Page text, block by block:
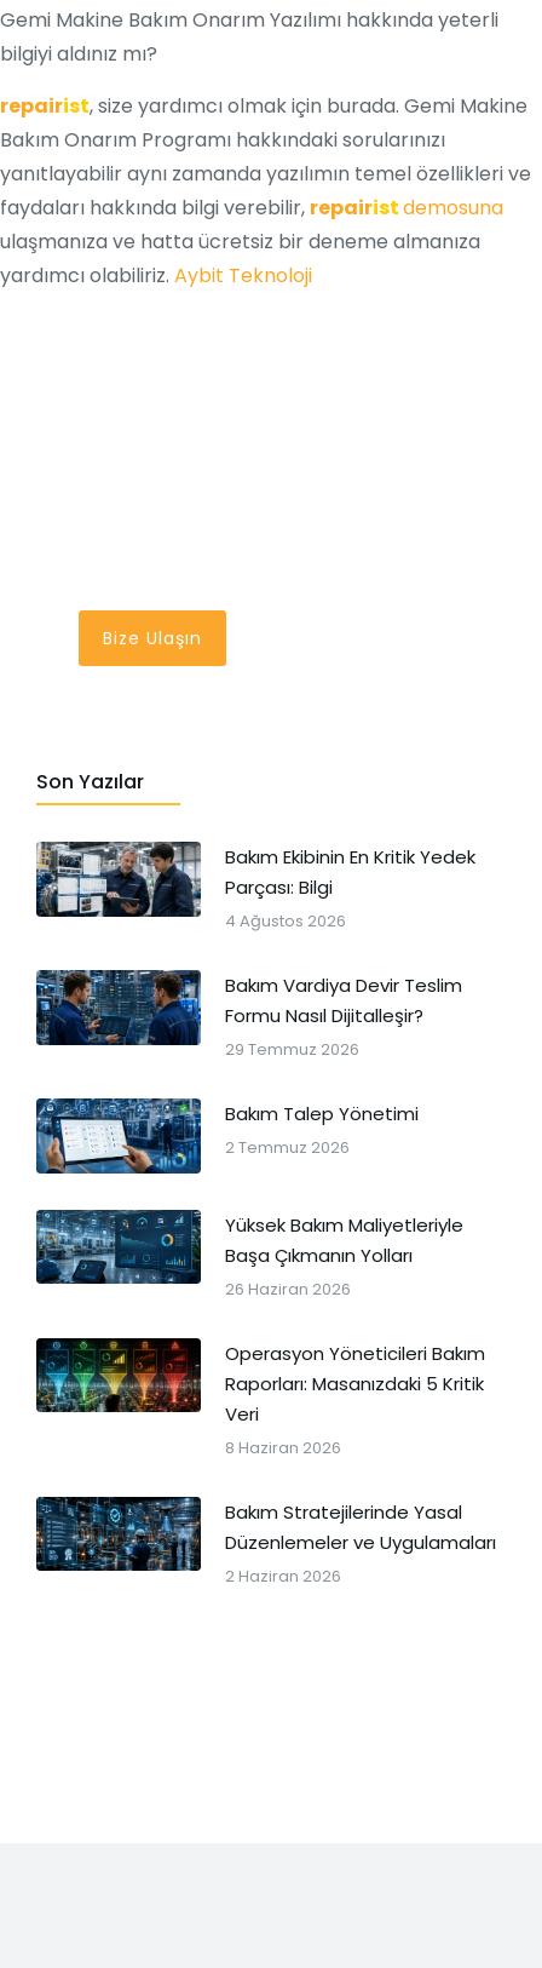
Gemi Makine Bakım Onarım Yazılımı hakkında yeterli
bilgiyi aldınız mı?
repairist, size yardımcı olmak için burada. Gemi Makine
Bakım Onarım Programı hakkındaki sorularınızı
yanıtlayabilir aynı zamanda yazılımın temel özellikleri ve
faydaları hakkında bilgi verebilir, repairistdemosuna
ulaşmanıza ve hatta ücretsiz bir deneme almanıza
yardımcı olabiliriz. Aybit Teknoloji
Bize Ulaşın
Son Yazılar
Bakım Ekibinin En Kritik Yedek
Parçası: Bilgi
4 Ağustos 2026
Bakım Vardiya Devir Teslim
Formu Nasıl Dijitalleşir?
29 Temmuz 2026
Bakım Talep Yönetimi
2 Temmuz 2026
Yüksek Bakım Maliyetleriyle
Başa Çıkmanın Yolları
26 Haziran 2026
Operasyon Yöneticileri Bakım
Raporları: Masanızdaki 5 Kritik
Veri
8 Haziran 2026
Bakım Stratejilerinde Yasal
Düzenlemeler ve Uygulamaları
2 Haziran 2026